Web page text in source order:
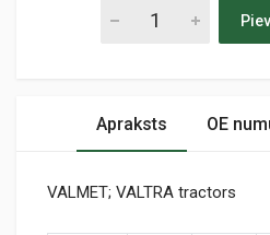
Apraksts OE
VALMET; VALTRA tractors